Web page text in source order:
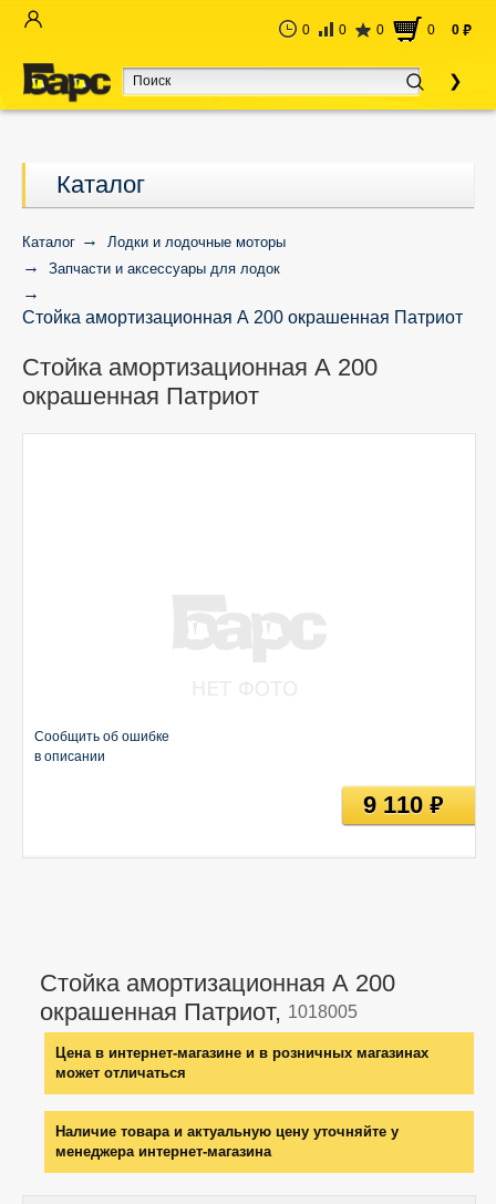
0 0 0 0 0 руб
Каталог
Каталог
Лодки и лодочные моторы
Запчасти и аксессуары для лодок
Стойка амортизационная А 200 окрашенная Патриот
Стойка амортизационная А 200
окрашенная Патриот
Стойка амортизационная А 200
окрашенная Патриот, 1018005
Цена в интернет-магазине и в розничных магазинах
может отличаться
Наличие товара и актуальную цену уточняйте у
менеджера интернет-магазина
Сообщить об ошибке
в описании
9 110руб